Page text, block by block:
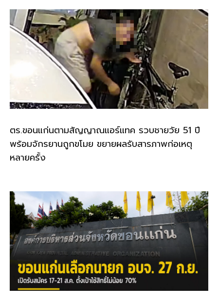
ตร.ขอนแก่นตามสัญญาณแอร์แทค รวบชายวัย 51 ปี
พร้อมจักรยานถูกขโมย ขยายผลรับสารภาพก่อเหตุ
หลายครั้ง